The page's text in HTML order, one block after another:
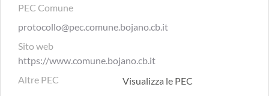
PEC Comune
protocollo@pec.comune.bojano.cb.it
Sito web
https://www.comune.bojano.cb.it
Altre PEC
Visualizza le PEC